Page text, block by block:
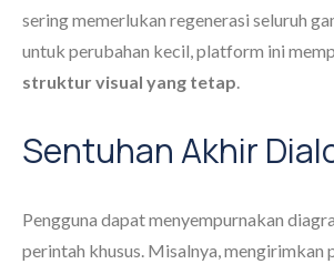
sering memerlukan regenerasi seluruh
untuk perubahan kecil, platform ini
struktur visual yang tetap
Sentuhan Akhir
Pengguna dapat menyempurnakan
perintah khusus. Misalnya, mengirimkan